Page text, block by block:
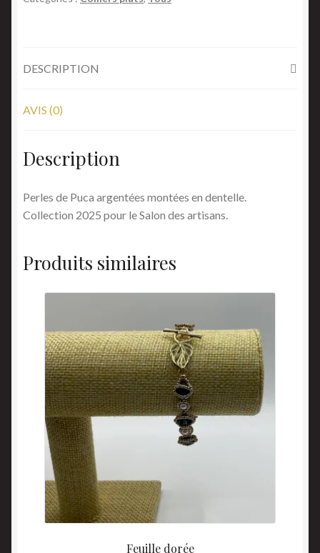
DESCRIPTION
AVIS (0)
Description
Perles de Puca argentées montées en dentelle.
Collection 2025 pour le Salon des artisans.
Produits similaires
Feuille dorée